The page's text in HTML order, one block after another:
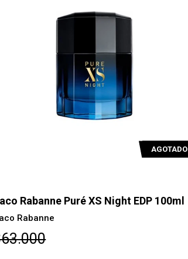
AGOTADO
Rabanne Puré XS Night EDP 100ml
Rabanne